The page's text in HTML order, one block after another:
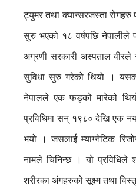
ट्युमर तथा क्यान्सरजस्ता रोगहरु
सुरु भएको १८ वर्षपछि नेपालीले
अग्रणी सरकारी अस्पताल
सुविधा सुरु गरेको थियो । यसको
नेपालले एक फड्को मारेको
प्रविधिमा सन् १९८० देखि एक
भयो । जसलाई म्याग्नेटिक
नामले चिनिन्छ । यो प्रविधिले
शरीरका अंगहरुको सूक्ष्म तथा